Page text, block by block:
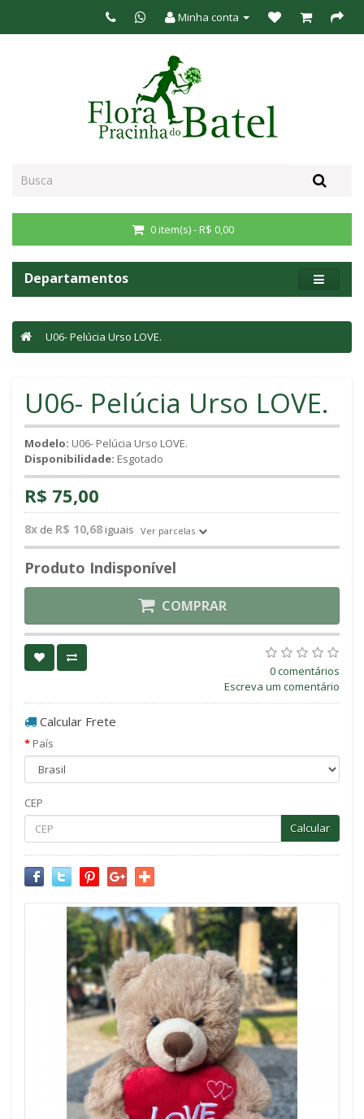
Minha conta
0 item(s) - R$ 0,00
Departamentos
U06- Pelúcia Urso LOVE.
U06- Pelúcia Urso LOVE.
Modelo: U06- Pelúcia Urso LOVE.
Disponibilidade: Esgotado
R$ 75,00
8x de R$ 10,68 iguais Ver parcelas
Produto Indisponível
COMPRAR
0 comentários
Escreva um comentário
Calcular Frete
País
CEP
Calcular